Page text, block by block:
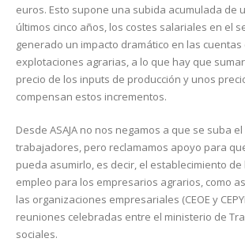
euros. Esto supone una subida acumulada de
últimos cinco años, los costes salariales en el
generado un impacto dramático en las cuentas
explotaciones agrarias, a lo que hay que
precio de los inputs de producción y unos
compensan estos incrementos.
Desde ASAJA no nos negamos a que se suba el
trabajadores, pero reclamamos apoyo para
pueda asumirlo, es decir, el establecimiento
empleo para los empresarios agrarios, como
las organizaciones empresariales (CEOE y
reuniones celebradas entre el ministerio de
sociales.